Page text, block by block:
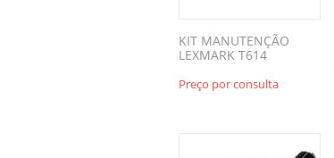
KIT MANUTENÇÃO
LEXMARK T614
Preço por consulta